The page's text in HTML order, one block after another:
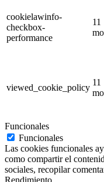
cookielawinfo-
checkbox-
performance
11
viewed_cookie_policy
11
Funcionales
Funcionales
Las cookies funcionales
como compartir el
sociales, recopilar
Rendimiento